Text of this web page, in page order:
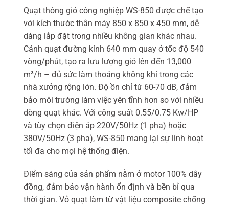
Quạt thông gió công nghiệp WS-850 được chế tạo
với kích thước thân máy 850 x 850 x 450 mm, dễ
dàng lắp đặt trong nhiều không gian khác nhau.
Cánh quạt đường kính 640 mm quay ở tốc độ 540
vòng/phút, tạo ra lưu lượng gió lên đến 13,000
m³/h – đủ sức làm thoáng không khí trong các
nhà xưởng rộng lớn. Độ ồn chỉ từ 60-70 dB, đảm
bảo môi trường làm việc yên tĩnh hơn so với nhiều
dòng quạt khác. Với công suất 0.55/0.75 Kw/HP
và tùy chọn điện áp 220V/50Hz (1 pha) hoặc
380V/50Hz (3 pha), WS-850 mang lại sự linh hoạt
tối đa cho mọi hệ thống điện.
Điểm sáng của sản phẩm nằm ở motor 100% dây
đồng, đảm bảo vận hành ổn định và bền bỉ qua
thời gian. Vỏ quạt làm từ vật liệu composite chống